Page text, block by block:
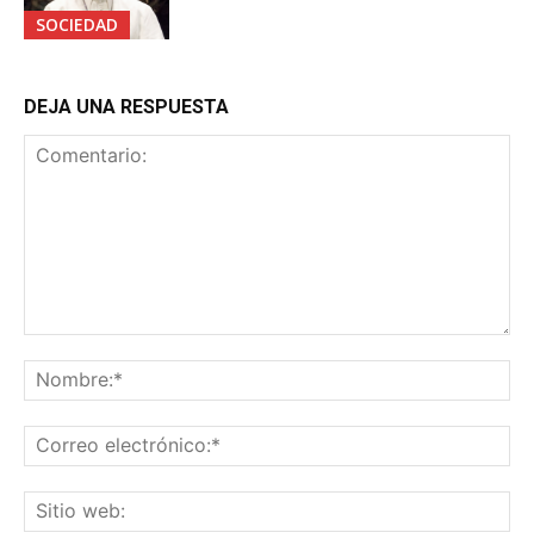
SOCIEDAD
DEJA UNA RESPUESTA